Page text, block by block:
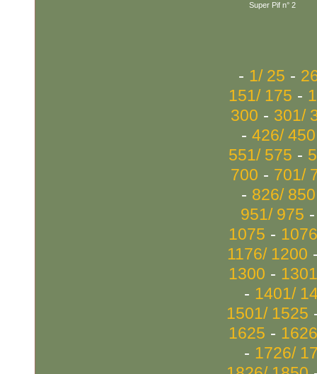
Super Pif n° 2
- 1/ 25 -
151/ 175 -
300 - 301/
- 426/ 450
551/ 575 -
700 - 701/
- 826/ 850
951/ 975
1075 -
1176/ 1200
1300 -
- 1401/
1501/ 1525
1625 -
- 1726/